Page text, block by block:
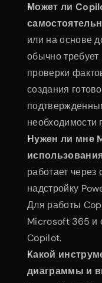
Может ли
или на основе
обычно требует
проверки
создания
необходимости
Нужен ли мне
работает
надстройку
Для работы
Microsoft 365 и
Copilot.
Какой
диаграммы и